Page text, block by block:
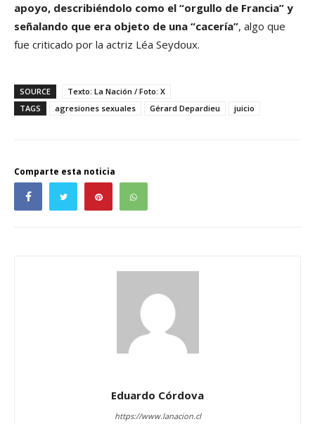
apoyo, describiéndolo como el “orgullo de Francia” y
señalando que era objeto de una “cacería”, algo que
fue criticado por la actriz Léa Seydoux.
SOURCE
Texto: La Nación / Foto: X
TAGS
agresiones sexuales Gérard Depardieu juicio
Comparte esta noticia
Eduardo Córdova
https://www.lanacion.cl